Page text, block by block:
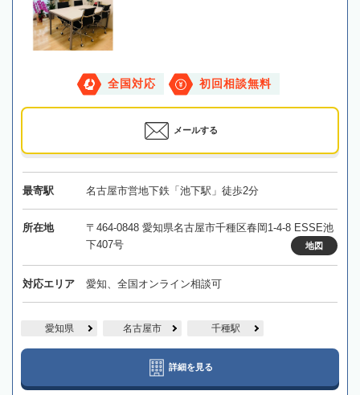
全国対応 初回相談無料
メールする
最寄駅 名古屋市営地下鉄「池下駅」徒歩2分
所在地
〒464-0848 愛知県名古屋市千種区春岡1-4-8 ESSE池
下407号
地図
対応エリア 愛知、全国オンライン相談可
愛知県 名古屋市 千種駅
詳細を見る